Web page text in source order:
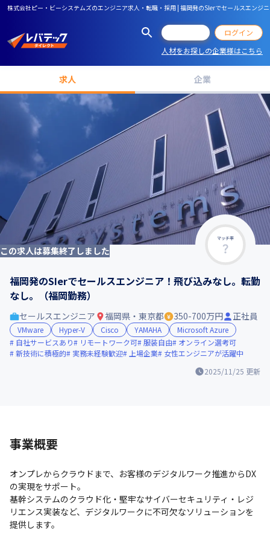
株式会社ピー・ビーシステムズのエンジニア求人・転職・採用 | 福岡発のSIerでセールスエンジ
ログイン
人材をお探しの企業様はこちら
求人 企業
マッチ率
この求人は募集終了しました
福岡発のSIerでセールスエンジニア！飛び込みなし。転勤
なし。（福岡勤務）
2025/11/25 更新
セールスエンジニア 福岡県・東京都 350-700万円 正社員
VMware Hyper-V Cisco YAMAHA
Microsoft Azure
自社サービスあり
リモートワーク可 服装自由
オンライン選考可
新技術に積極的
実務未経験歓迎 上場企業 女性エンジニアが活躍中
事業概要
オンプレからクラウドまで、お客様のデジタルワーク推進からDX
の実現をサポート。
基幹システムのクラウド化・堅牢なサイバーセキュリティ・レジ
リエンス実装など、デジタルワークに不可欠なソリューションを
提供します。